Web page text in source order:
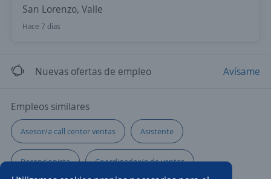
San Lorenzo, Valle
Hace 7 días
Nuevas ofertas de empleo Avísame
Empleos similares
Asesor/a call center ventas Asistente
Recepcionista Coordinador/a de ventas